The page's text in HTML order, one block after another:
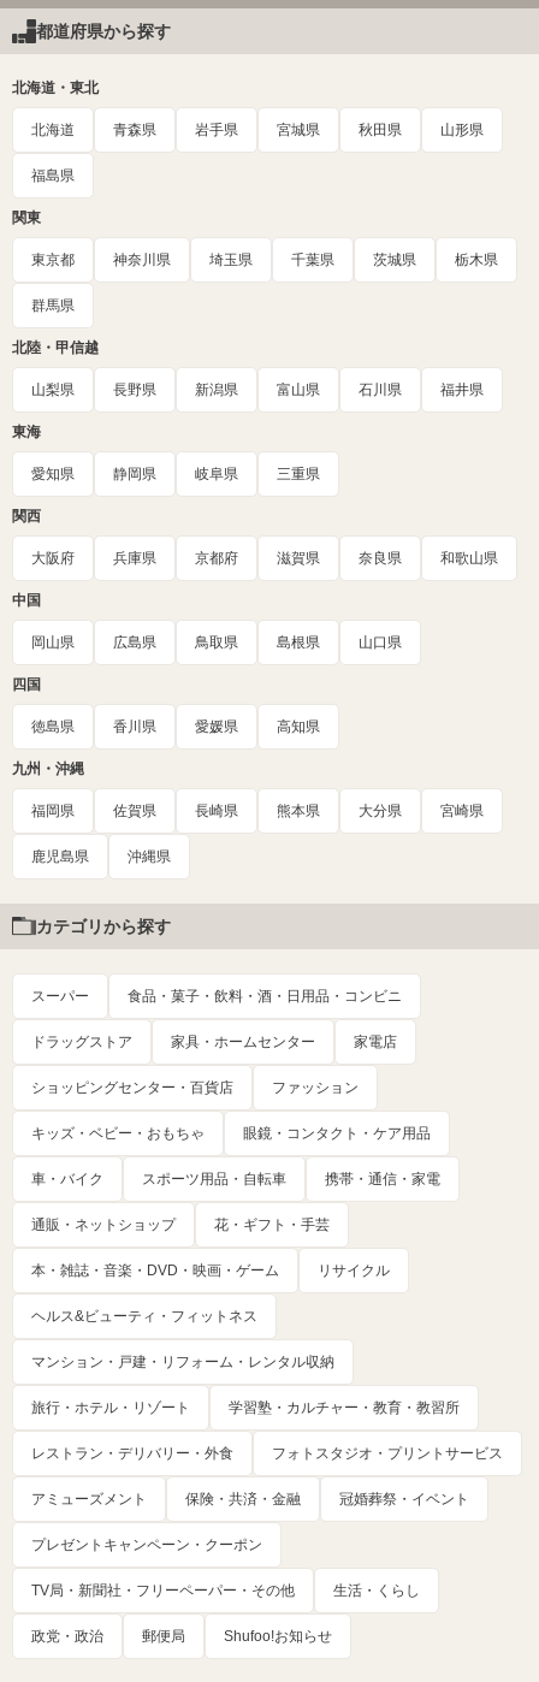
都道府県から探す
北海道・東北
北海道 青森県 岩手県 宮城県 秋田県 山形県
福島県
関東
東京都 神奈川県 埼玉県 千葉県 茨城県 栃木県
群馬県
北陸・甲信越
山梨県 長野県 新潟県 富山県 石川県 福井県
東海
愛知県 静岡県 岐阜県 三重県
関西
大阪府 兵庫県 京都府 滋賀県 奈良県 和歌山県
中国
岡山県 広島県 鳥取県 島根県 山口県
四国
徳島県 香川県 愛媛県 高知県
九州・沖縄
福岡県 佐賀県 長崎県 熊本県 大分県 宮崎県
鹿児島県 沖縄県
カテゴリから探す
スーパー 食品・菓子・飲料・酒・日用品・コンビニ
ドラッグストア 家具・ホームセンター 家電店
ショッピングセンター・百貨店 ファッション
キッズ・ベビー・おもちゃ 眼鏡・コンタクト・ケア用品
車・バイク スポーツ用品・自転車 携帯・通信・家電
通販・ネットショップ 花・ギフト・手芸
本・雑誌・音楽・DVD・映画・ゲーム リサイクル
ヘルス&ビューティ・フィットネス
マンション・戸建・リフォーム・レンタル収納
旅行・ホテル・リゾート 学習塾・カルチャー・教育・教習所
レストラン・デリバリー・外食 フォトスタジオ・プリントサービス
アミューズメント 保険・共済・金融 冠婚葬祭・イベント
プレゼントキャンペーン・クーポン
TV局・新聞社・フリーペーパー・その他 生活・くらし
政党・政治 郵便局 Shufoo!お知らせ